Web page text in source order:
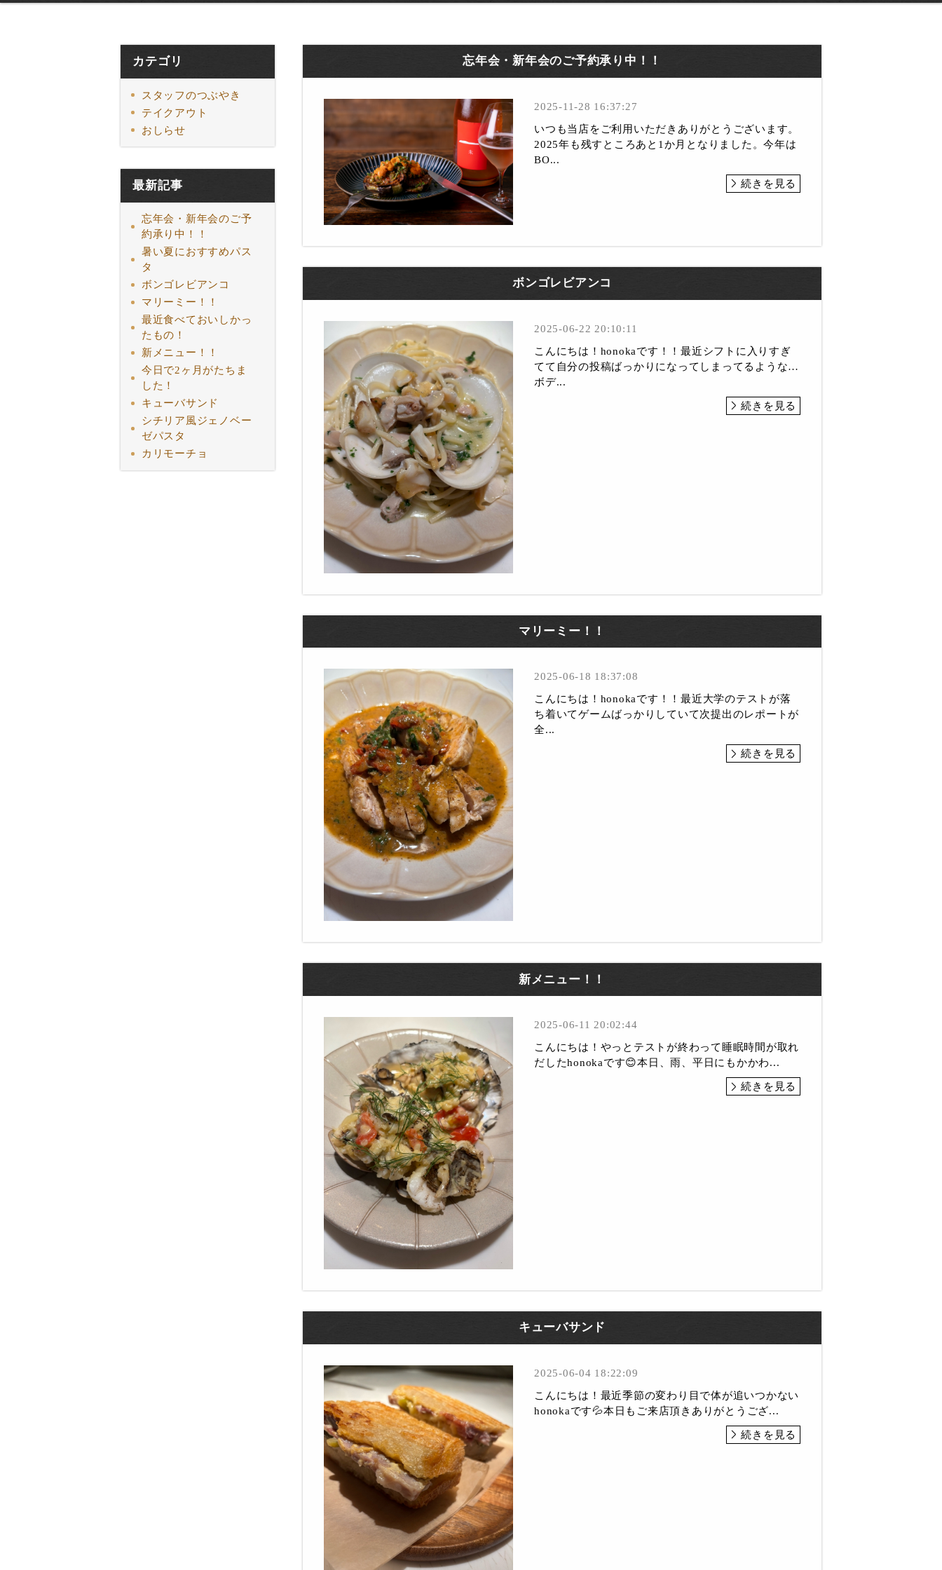
カテゴリ
スタッフのつぶやき
テイクアウト
おしらせ
最新記事
忘年会・新年会のご予
約承り中！！
暑い夏におすすめパス
タ
ボンゴレビアンコ
マリーミー！！
最近食べておいしかっ
たもの！
新メニュー！！
今日で2ヶ月がたちま
した！
キューバサンド
シチリア風ジェノベー
ゼパスタ
カリモーチョ
忘年会・新年会のご予約承り中！！
2025-11-28 16:37:27
いつも当店をご利用いただきありがとうございます。
2025年も残すところあと1か月となりました。今年は
BO...
続きを見る
ボンゴレビアンコ
2025-06-22 20:10:11
こんにちは！honokaです！！最近シフトに入りすぎ
てて自分の投稿ばっかりになってしまってるような…
ボデ...
続きを見る
マリーミー！！
2025-06-18 18:37:08
こんにちは！honokaです！！最近大学のテストが落
ち着いてゲームばっかりしていて次提出のレポートが
全...
続きを見る
新メニュー！！
2025-06-11 20:02:44
こんにちは！やっとテストが終わって睡眠時間が取れ
だしたhonokaです😊本日、雨、平日にもかかわ...
続きを見る
キューバサンド
2025-06-04 18:22:09
こんにちは！最近季節の変わり目で体が追いつかない
honokaです💦本日もご来店頂きありがとうござ...
続きを見る